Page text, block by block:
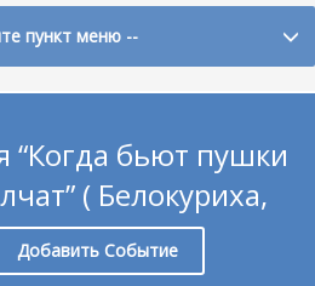
пункт меню --
“Когда бьют пушки
( Белокуриха,
Добавить Событие